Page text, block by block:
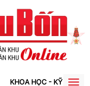
KHOA HỌC - KỸ THUẬT